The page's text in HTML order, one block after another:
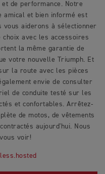
de performance. Notre
amical et bien informé est
vous aiderons à sélectionner
avec les accessoires
la même garantie de
votre nouvelle Triumph. Et
la route avec les pièces
envie de consulter
de conduite testé sur les
et confortables. Arrêtez-
de motos, de vêtements
aujourd'hui. Nous
voir!